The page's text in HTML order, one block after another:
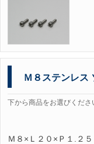
Ｍ８ステンレス
下から商品をお選びくださ
Ｍ８×Ｌ２０×Ｐ１.２５